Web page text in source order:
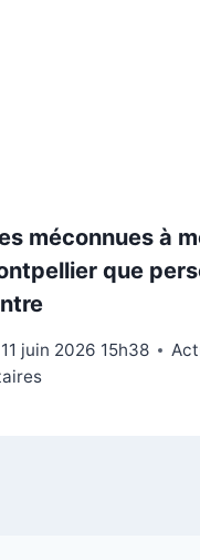
méconnues à
que
11 juin 2026 15h38